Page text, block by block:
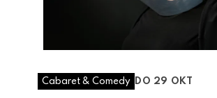
Cabaret & Comedy DO 29 OKT